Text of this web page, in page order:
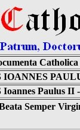
IOANNES
Ioannes Paulus II
Semper